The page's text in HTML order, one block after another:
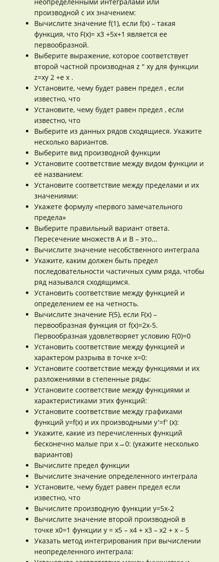
производной с их значением:
Вычислите значение f(1), если f(x) – такая
функция, что F(x)= x3 +5x+1 является ее
первообразной.
Выберите выражение, которое соответствует
второй частной производная z " xy для функции
z=xy 2 +e x .
Установите, чему будет равен предел , если
известно, что
Установите, чему будет равен предел , если
известно, что
Выберите из данных рядов сходящиеся. Укажите
несколько вариантов.
Выберите вид производной функции
Установите соответствие между видом функции и
её названием:
Установите соответствие между пределами и их
значениями:
Укажете формулу «первого замечательного
предела»
Выберите правильный вариант ответа.
Пересечение множеств А и В – это...
Вычислите значение несобственного интеграла
Укажите, каким должен быть предел
последовательности частичных сумм ряда, чтобы
ряд назывался сходящимся.
Установить соответствие между функцией и
определением ее на четность.
Вычислите значение F(5), если F(x) –
первообразная функция от f(x)=2x-5.
Первообразная удовлетворяет условию F(0)=0
Установить соответствие между функцией и
характером разрыва в точке x=0:
Установите соответствие между функциями и их
разложениями в степенные ряды:
Установите соответствие между функциями и
характеристиками этих функций:
Установите соответствие между графиками
функций y=f(x) и их производными y'=f' (x):
Укажите, какие из перечисленных функций
бесконечно малые при x→0: (укажите несколько
вариантов)
Вычислите предел функции
Вычислите значение определенного интеграла
Установите, чему будет равен предел если
известно, что
Вычислите производную функции y=5x-2
Вычислите значение второй производной в
точке x0=1 функции y = x5 – x4 + x3 – x2 + x – 5
Указать метод интегрирования при вычислении
неопределенного интеграла: